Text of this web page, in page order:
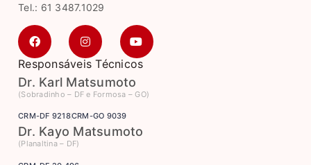
Tel.: 61 3487.1029
Responsáveis Técnicos
Dr. Karl Matsumoto
(Sobradinho – DF e Formosa – GO)
CRM-DF 9218CRM-GO 9039
Dr. Kayo Matsumoto
(Planaltina – DF)